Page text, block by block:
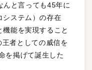
んと言っても45年に
システム）の存在
能を実現すること
者としての威信を
を掲げて誕生した